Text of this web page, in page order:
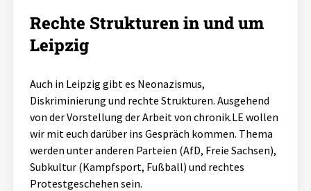
Chronik
Leipziger Zustände
Schlaglichter
Phänomene
Rechte Strukturen in und um
Leipzig
Auch in Leipzig gibt es Neonazismus,
Diskriminierung und rechte Strukturen. Ausgehend
von der Vorstellung der Arbeit von chronik.LE wollen
wir mit euch darüber ins Gespräch kommen. Thema
werden unter anderen Parteien (AfD, Freie Sachsen),
Subkultur (Kampfsport, Fußball) und rechtes
Protestgeschehen sein.